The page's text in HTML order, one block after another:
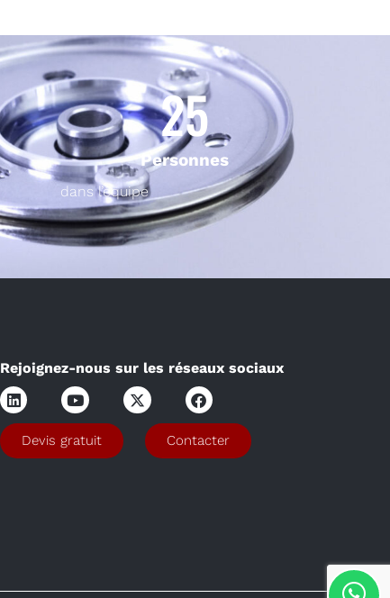
Personnes
25
dans l’équipe
Rejoignez-nous sur les réseaux sociaux
Devis gratuit Contacter